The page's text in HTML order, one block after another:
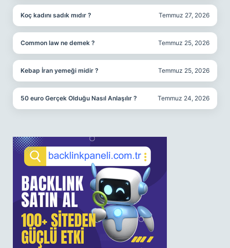
Koç kadını sadık mıdır ? Temmuz 27, 2026
Common law ne demek ? Temmuz 25, 2026
Kebap İran yemeği midir ? Temmuz 25, 2026
50 euro Gerçek Olduğu Nasıl Anlaşılır ? Temmuz 24, 2026